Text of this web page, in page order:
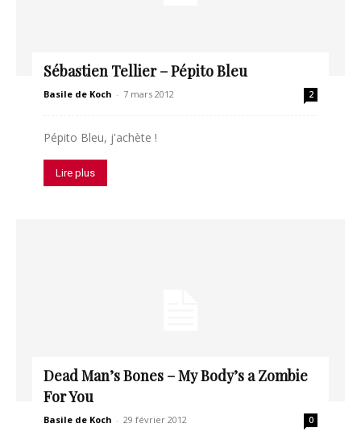
Sébastien Tellier – Pépito Bleu
Basile de Koch - 7 mars 2012 2
Pépito Bleu, j'achète !
Lire plus
Dead Man’s Bones – My Body’s a Zombie
For You
Basile de Koch - 29 février 2012 0